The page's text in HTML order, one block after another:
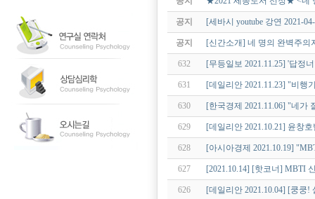
공지 [세바시 youtube 강연 2021-
공지 [신간소개] 네 명의 완벽주의
632 [무등일보 2021.11.25] '답정
631 [데일리안 2021.11.23] "비
630 [한국경제 2021.11.06] "네
629 [데일리안 2021.10.21] 윤창
628 [아시아경제 2021.10.19]
627 [2021.10.14] [핫코너] MBTI
626 [데일리안 2021.10.04] [쿵